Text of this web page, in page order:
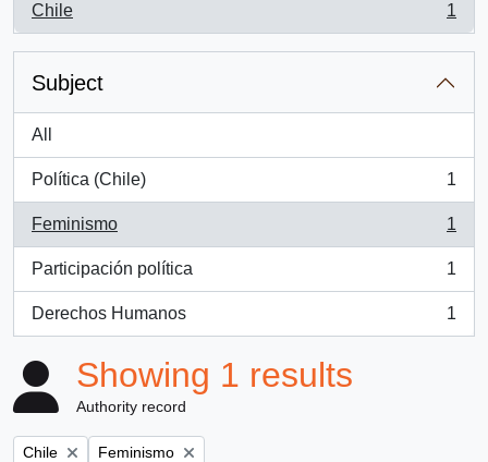
Chile
, 1 results
1
Subject
All
Política (Chile)
, 1 results
1
Feminismo
, 1 results
1
Participación política
, 1 results
1
Derechos Humanos
, 1 results
1
Showing 1 results
Authority record
Remove filter:
Chile Remove filter:
Feminismo